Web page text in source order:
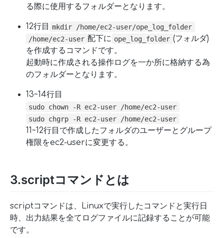
る際に使用するフォルダーとなります。
12行目 mkdir /home/ec2-user/ope_log_folder
/home/ec2-user 配下に ope_log_folder (フォルダ)
を作成するコマンドです。
起動時に作成される操作ログを一か所に格納する為
のフォルダーとなります。
13~14行目
sudo chown -R ec2-user /home/ec2-user
sudo chgrp -R ec2-user /home/ec2-user
11~12行目で作成したフォルダのユーザーとグループ
権限をec2-userに変更する。
3.scriptコマンドとは
scriptコマンドは、Linuxで実行したコマンドと実行日
時、出力結果を全てログファイルに記録することが可能
です。